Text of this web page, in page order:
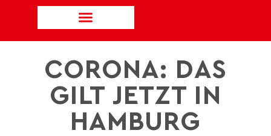
CORONA: DAS
GILT JETZT IN
HAMBURG